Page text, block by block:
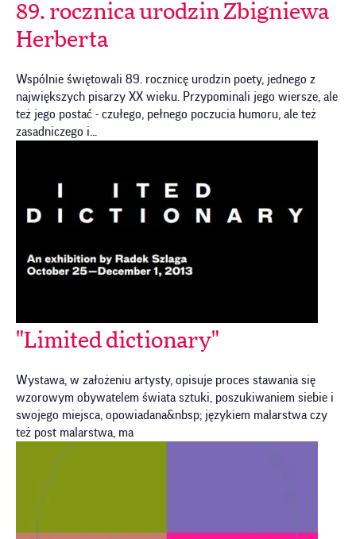
89. rocznica urodzin Zbigniewa
Herberta
Wspólnie świętowali 89. rocznicę urodzin poety, jednego z
największych pisarzy XX wieku. Przypominali jego wiersze, ale
też jego postać - czułego, pełnego poczucia humoru, ale też
zasadniczego i...
"Limited dictionary"
Wystawa, w założeniu artysty, opisuje proces stawania się
wzorowym obywatelem świata sztuki, poszukiwaniem siebie i
swojego miejsca, opowiadana&nbsp; językiem malarstwa czy
też post malarstwa, ma